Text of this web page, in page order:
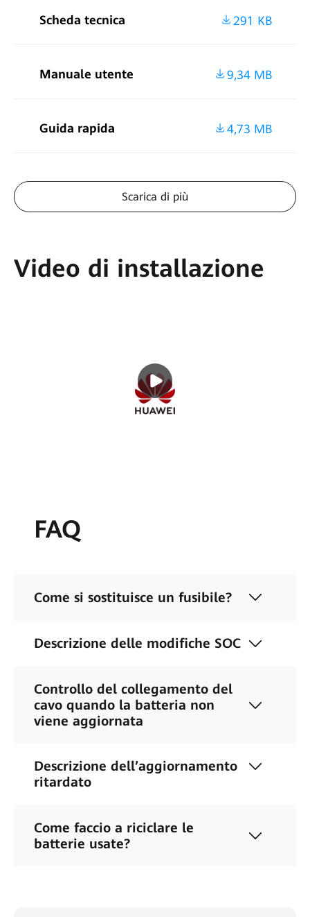
Scheda tecnica 291 KB
Manuale utente 9,34 MB
Guida rapida 4,73 MB
Scarica di più
Video di installazione
FAQ
Come si sostituisce un fusibile?
Descrizione delle modifiche SOC
Controllo del collegamento del
cavo quando la batteria non
viene aggiornata
Descrizione dell’aggiornamento
ritardato
Come faccio a riciclare le
batterie usate?